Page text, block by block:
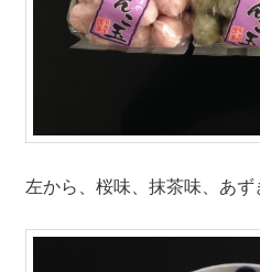
左から、桜味、抹茶味、あず